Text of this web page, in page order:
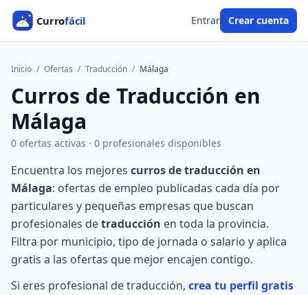
Entrar Crear cuenta
Inicio / Ofertas / Traducción / Málaga
Curros de Traducción en
Málaga
0 ofertas activas · 0 profesionales disponibles
Encuentra los mejores curros de traducción en
Málaga: ofertas de empleo publicadas cada día por
particulares y pequeñas empresas que buscan
profesionales detraducción en toda la provincia.
Filtra por municipio, tipo de jornada o salario y aplica
gratis a las ofertas que mejor encajen contigo.
Si eres profesional de traducción, crea tu perfil gratis